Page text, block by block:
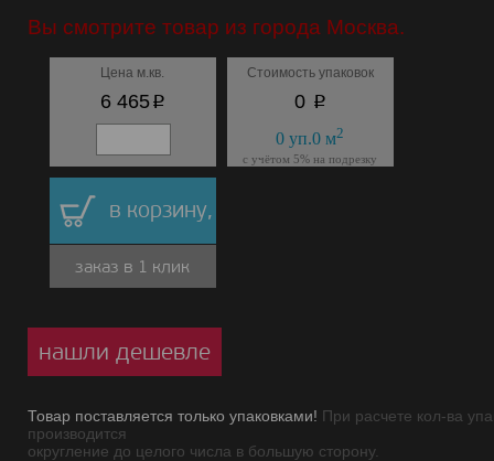
Вы смотрите товар из города Москва.
Цена м.кв.
6 465p
Стоимость упаковок
0 p
0 уп.0 м2
с учётом 5% на подрезку
в корзину,
заказ в 1 клик
нашли дешевле
Товар поставляется только упаковками! При расчете кол-ва
производится
округление до целого числа в большую сторону.